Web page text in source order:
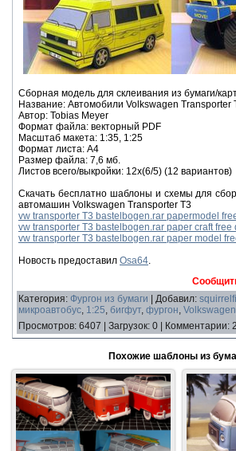
Сборная модель для склеивания из бумаги/
Название: Автомобили Volkswagen Transporter
Автор: Tobias Meyer
Формат файла: векторный PDF
Масштаб макета: 1:35, 1:25
Формат листа: А4
Размер файла: 7,6 мб.
Листов всего/выкройки: 12x(6/5) (12 вариантов)
Скачать бесплатно шаблоны и схемы для
автомашин Volkswagen Transporter T3
vw transporter T3 bastelbogen.rar papermodel
vw transporter T3 bastelbogen.rar paper craft free
vw transporter T3 bastelbogen.rar paper model
Новость предоставил Osa64.
Категория: Фургон из бумаги Добавил:
микроавтобус, 1:25, бигфут, фургон, Volkswagen
Просмотров: 6407 Загрузок: 0 Комментарии: 2
Похожие шаблоны из